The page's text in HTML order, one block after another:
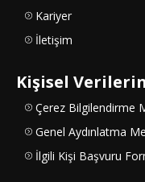
Kariyer
İletişim
Kişisel
Çerez Bilgilendirme
Genel Aydınlatma
İlgili Kişi Başvuru